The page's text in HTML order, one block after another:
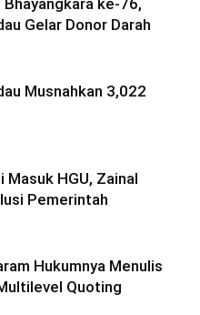
Gelar Donor Darah
Musnahkan 3,022
Masuk HGU, Zainal
Pemerintah
Hukumnya Menulis
Quoting